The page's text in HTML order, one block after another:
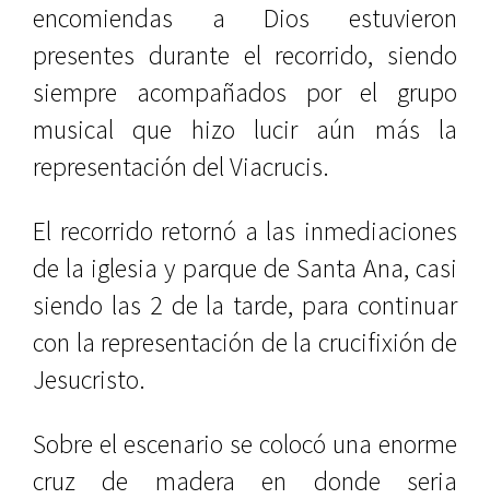
encomiendas a Dios estuvieron
presentes durante el recorrido, siendo
siempre acompañados por el grupo
musical que hizo lucir aún más la
representación del Viacrucis.
El recorrido retornó a las inmediaciones
de la iglesia y parque de Santa Ana, casi
siendo las 2 de la tarde, para continuar
con la representación de la crucifixión de
Jesucristo.
Sobre el escenario se colocó una enorme
cruz de madera en donde seria